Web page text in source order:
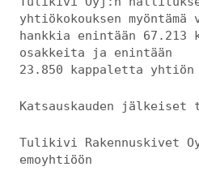
yhtiökokouksen
hankkia enintään 67.213
osakkeita ja enintään
23.850 kappaletta yhtiön
Katsauskauden jälkeiset
Tulikivi Rakennuskivet
emoyhtiöön